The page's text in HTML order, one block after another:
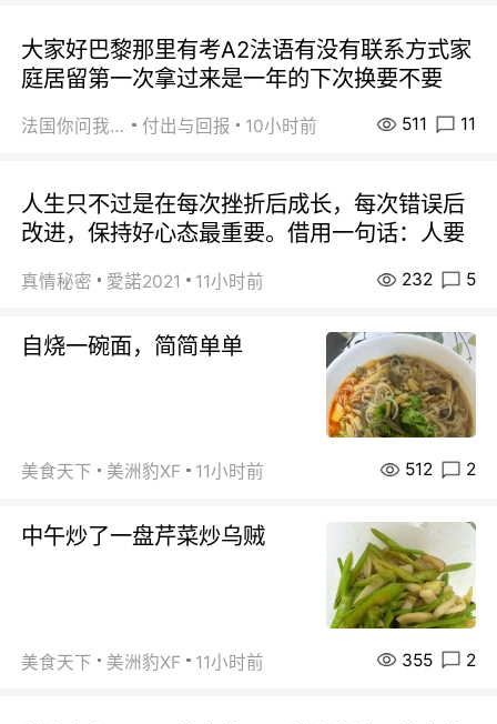
大家好巴黎那里有考A2法语有没有联系方式家
庭居留第一次拿过来是一年的下次换要不要
法国你问我答 付出与回报 10小时前 511 11
人生只不过是在每次挫折后成长，每次错误后
改进，保持好心态最重要。借用一句话：人要
真情秘密 愛諾2021 11小时前 232 5
自烧一碗面，简简单单
美食天下 美洲豹XF 11小时前 512 2
中午炒了一盘芹菜炒乌贼
美食天下 美洲豹XF 11小时前 355 2